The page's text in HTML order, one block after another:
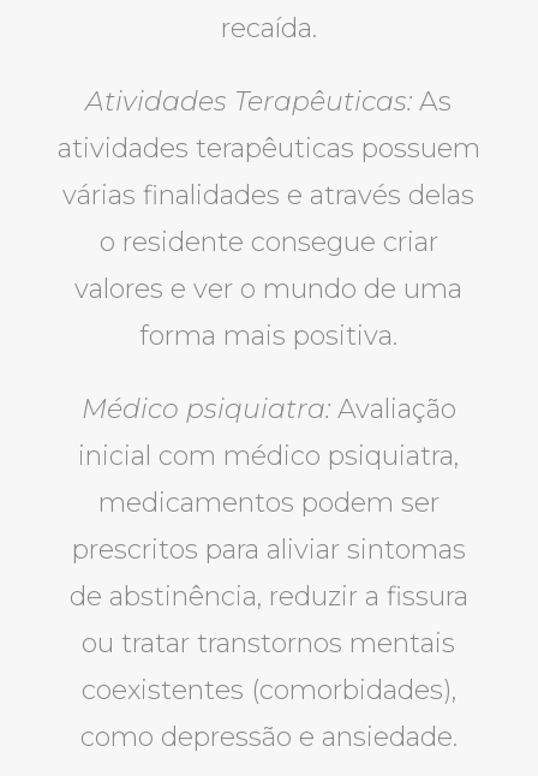
recaída.
Atividades Terapêuticas: As
atividades terapêuticas possuem
várias finalidades e através delas
o residente consegue criar
valores e ver o mundo de uma
forma mais positiva.
Médico psiquiatra: Avaliação
inicial com médico psiquiatra,
medicamentos podem ser
prescritos para aliviar sintomas
de abstinência, reduzir a fissura
ou tratar transtornos mentais
coexistentes (comorbidades),
como depressão e ansiedade.